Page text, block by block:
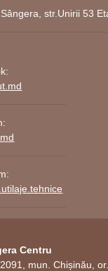
str.Unirii 53
Centru
mun. Chișinău,